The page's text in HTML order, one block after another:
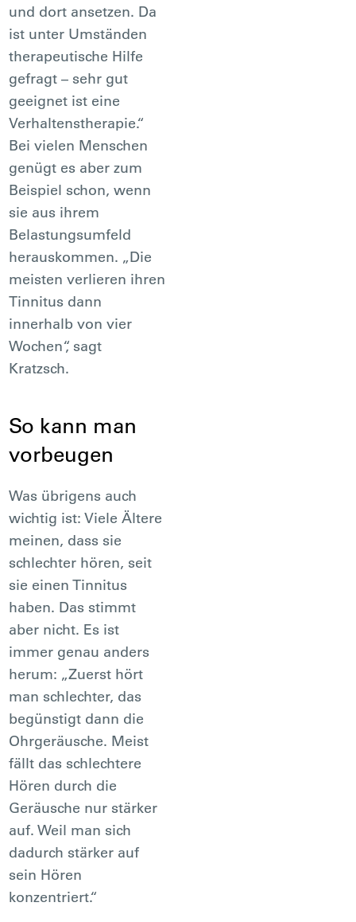
und dort ansetzen. Da
ist unter Umständen
therapeutische Hilfe
gefragt – sehr gut
geeignet ist eine
Verhaltenstherapie.“
Bei vielen Menschen
genügt es aber zum
Beispiel schon, wenn
sie aus ihrem
Belastungsumfeld
herauskommen. „Die
meisten verlieren ihren
Tinnitus dann
innerhalb von vier
Wochen“, sagt
Kratzsch.
So kann man
vorbeugen
Was übrigens auch
wichtig ist: Viele Ältere
meinen, dass sie
schlechter hören, seit
sie einen Tinnitus
haben. Das stimmt
aber nicht. Es ist
immer genau anders
herum: „Zuerst hört
man schlechter, das
begünstigt dann die
Ohrgeräusche. Meist
fällt das schlechtere
Hören durch die
Geräusche nur stärker
auf. Weil man sich
dadurch stärker auf
sein Hören
konzentriert.“